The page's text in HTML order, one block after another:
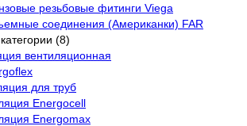
резьбовые фитинги Viega
соединения (Американки) FAR
(8)
вентиляционная
для труб
Energocell
Energomax